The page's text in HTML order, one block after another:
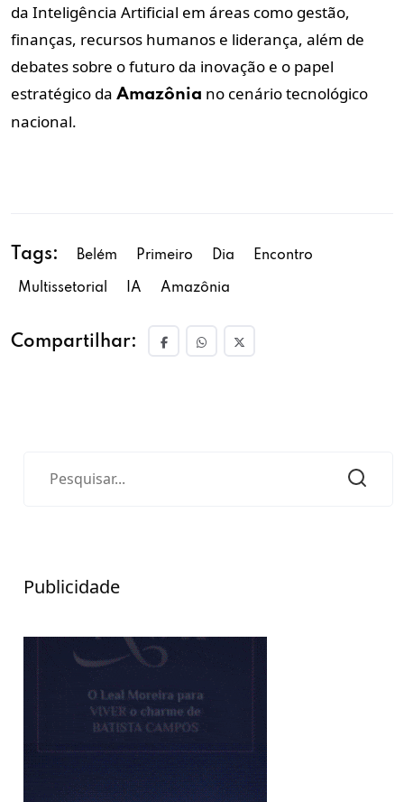
da Inteligência Artificial em áreas como gestão,
finanças, recursos humanos e liderança, além de
debates sobre o futuro da inovação e o papel
estratégico da Amazônia no cenário tecnológico
nacional.
Tags: Belém Primeiro Dia Encontro
Multissetorial IA Amazônia
Compartilhar:
Publicidade